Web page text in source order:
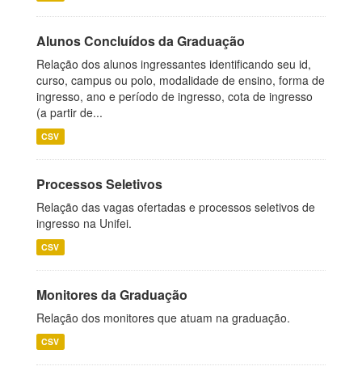
Alunos Concluídos da Graduação
Relação dos alunos ingressantes identificando seu id,
curso, campus ou polo, modalidade de ensino, forma de
ingresso, ano e período de ingresso, cota de ingresso
(a partir de...
CSV
Processos Seletivos
Relação das vagas ofertadas e processos seletivos de
ingresso na Unifei.
CSV
Monitores da Graduação
Relação dos monitores que atuam na graduação.
CSV